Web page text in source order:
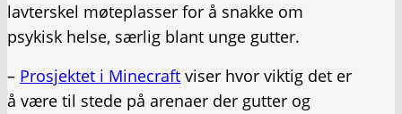
lavterskel møteplasser for å snakke om
psykisk helse, særlig blant unge gutter.
– Prosjektet i Minecraft viser hvor viktig det er
å være til stede på arenaer der gutter og